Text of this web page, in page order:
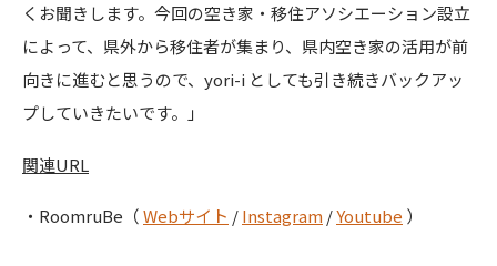
くお聞きします。今回の空き家・移住アソシエーション設立
によって、県外から移住者が集まり、県内空き家の活用が前
向きに進むと思うので、yori-i としても引き続きバックアッ
プしていきたいです。」
関連URL
・RoomruBe（Webサイト /Instagram /Youtube ）